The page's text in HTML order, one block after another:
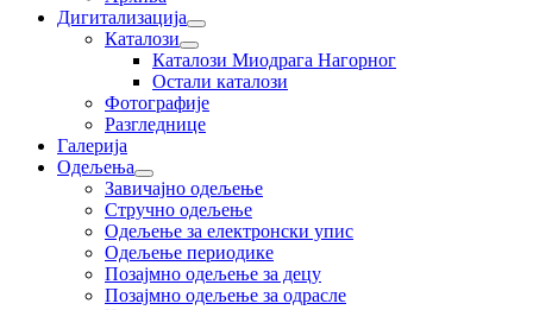
Дигитализација
Каталози
Каталози Миодрага Нагорног
Остали каталози
Фотографије
Разгледнице
Галерија
Одељења
Завичајно одељење
Стручно одељење
Одељење за електронски упис
Одељење периодике
Позајмно одељење за децу
Позајмно одељење за одрасле